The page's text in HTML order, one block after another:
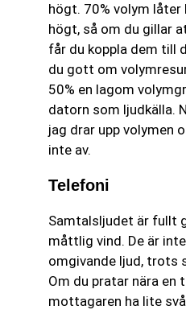
högt. 70% volym
högt, så om du gillar
får du koppla dem till
du gott om
50% en lagom
datorn som ljudkälla.
jag drar upp volymen
inte av.
Telefoni
Samtalsljudet är fullt
måttlig vind. De är
omgivande ljud, trots
Om du pratar nära en
mottagaren ha lite